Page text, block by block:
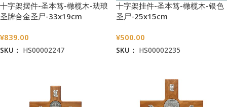
十字架摆件-圣本笃-橄榄木-珐琅
圣牌合金圣尸-33x19cm
¥839.00
SKU： HS00002247
十字架挂件-圣本笃-橄榄木-银色
圣尸-25x15cm
¥500.00
SKU： HS00002235